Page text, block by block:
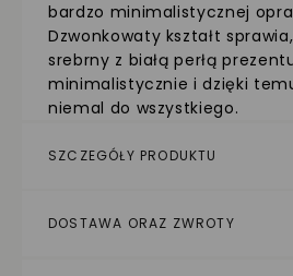
bardzo minimalistycznej
Dzwonkowaty kształt
srebrny z białą perłą
minimalistycznie i dzięki
niemal do wszystkiego.
SZCZEGÓŁY PRODUKTU
DOSTAWA ORAZ ZWROTY